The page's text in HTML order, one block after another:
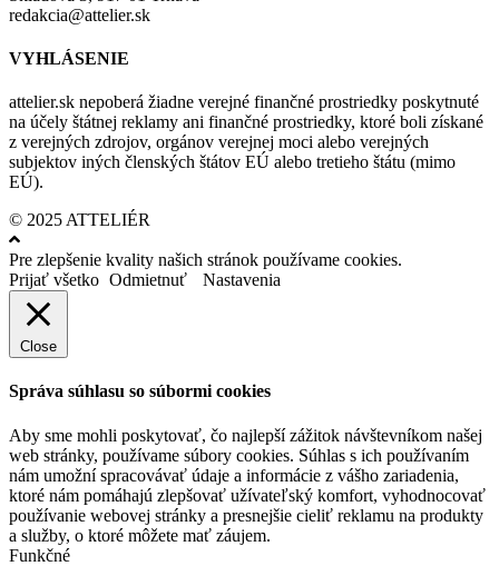
redakcia@attelier.sk
VYHLÁSENIE
attelier.sk nepoberá žiadne verejné finančné prostriedky poskytnuté
na účely štátnej reklamy ani finančné prostriedky, ktoré boli získané
z verejných zdrojov, orgánov verejnej moci alebo verejných
subjektov iných členských štátov EÚ alebo tretieho štátu (mimo
EÚ).
© 2025 ATTELIÉR
Pre zlepšenie kvality našich stránok používame cookies.
Prijať všetko Odmietnuť Nastavenia
Close
Správa súhlasu so súbormi cookies
Aby sme mohli poskytovať, čo najlepší zážitok návštevníkom našej
web stránky, používame súbory cookies. Súhlas s ich používaním
nám umožní spracovávať údaje a informácie z vášho zariadenia,
ktoré nám pomáhajú zlepšovať užívateľský komfort, vyhodnocovať
používanie webovej stránky a presnejšie cieliť reklamu na produkty
a služby, o ktoré môžete mať záujem.
Funkčné